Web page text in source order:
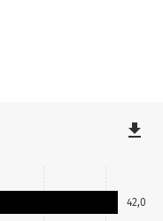
42,0
file_download